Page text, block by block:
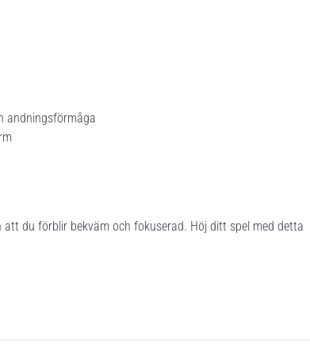
andningsförmåga
du förblir bekväm och fokuserad. Höj ditt spel med detta